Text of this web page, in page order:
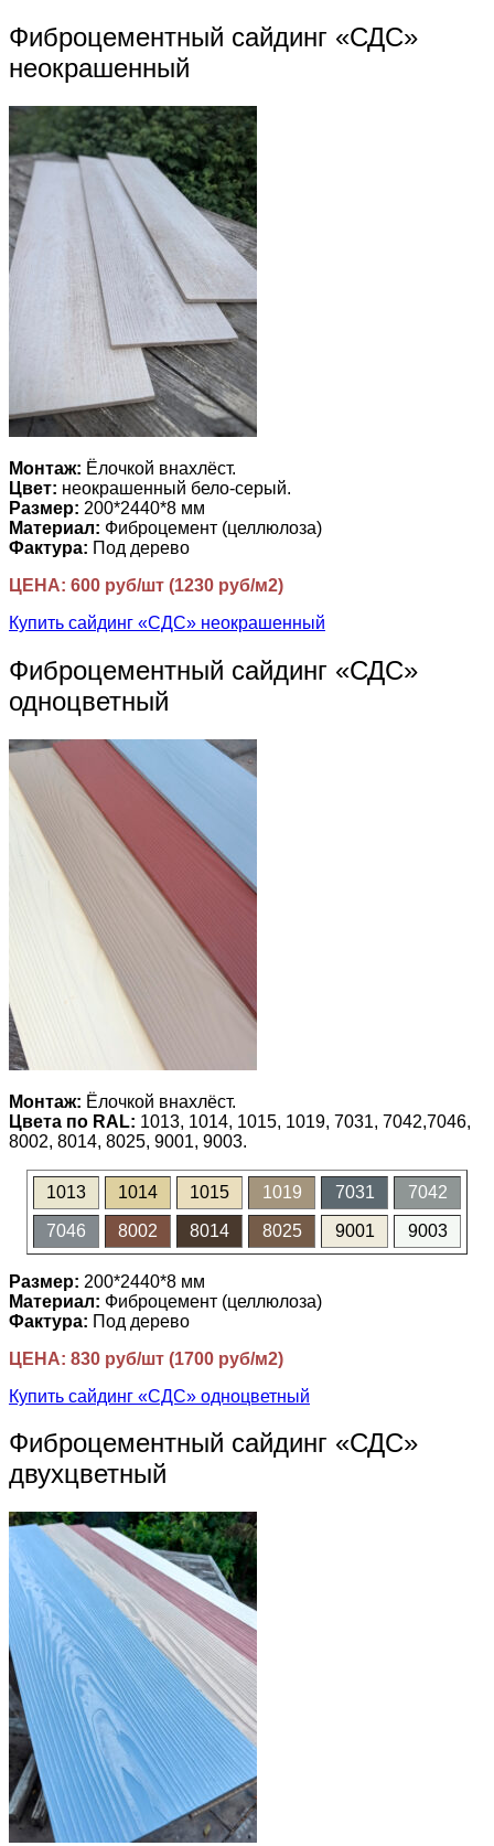
Фиброцементный сайдинг «СДС»
неокрашенный
Монтаж: Ёлочкой внахлёст.
Цвет: неокрашенный бело-серый.
Размер: 200*2440*8 мм
Материал: Фиброцемент (целлюлоза)
Фактура: Под дерево
ЦЕНА: 600 руб/шт (1230 руб/м2)
Купить сайдинг «СДС» неокрашенный
Фиброцементный сайдинг «СДС»
одноцветный
Монтаж: Ёлочкой внахлёст.
Цвета по RAL: 1013, 1014, 1015, 1019, 7031, 7042,7046,
8002, 8014, 8025, 9001, 9003.
1013 1014 1015 1019 7031 7042
7046 8002 8014 8025 9001 9003
Размер: 200*2440*8 мм
Материал: Фиброцемент (целлюлоза)
Фактура: Под дерево
ЦЕНА: 830 руб/шт (1700 руб/м2)
Купить сайдинг «СДС» одноцветный
Фиброцементный сайдинг «СДС»
двухцветный